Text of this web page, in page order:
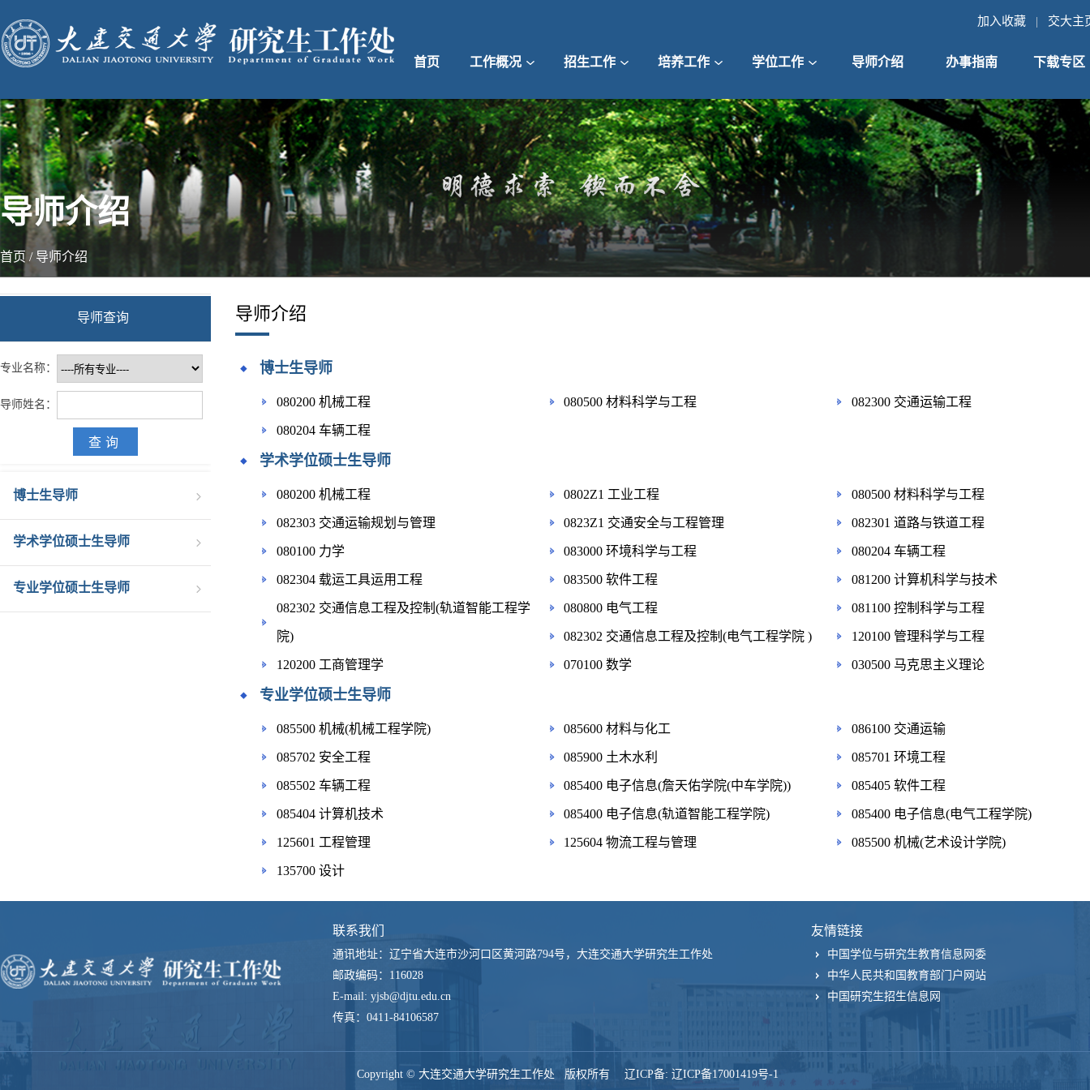
加入收藏 交大主
首页 工作概况 招生工作 培养工作 学位工作 导师介绍 办事指南 下载专区
导师介绍
首页 / 导师介绍
导师查询
专业名称：
导师姓名：
博士生导师
学术学位硕士生导师
专业学位硕士生导师
导师介绍
博士生导师
080200 机械工程 080500 材料科学与工程 082300 交通运输工程
080204 车辆工程
学术学位硕士生导师
080200 机械工程 0802Z1 工业工程 080500 材料科学与工程
082303 交通运输规划与管理 0823Z1 交通安全与工程管理 082301 道路与铁道工程
080100 力学 083000 环境科学与工程 080204 车辆工程
082304 载运工具运用工程 083500 软件工程 081200 计算机科学与技术
082302 交通信息工程及控制(轨道智能工程学
院)
080800 电气工程 081100 控制科学与工程
082302 交通信息工程及控制(电气工程学院 ) 120100 管理科学与工程
120200 工商管理学 070100 数学 030500 马克思主义理论
专业学位硕士生导师
085500 机械(机械工程学院) 085600 材料与化工 086100 交通运输
085702 安全工程 085900 土木水利 085701 环境工程
085502 车辆工程 085400 电子信息(詹天佑学院(中车学院)) 085405 软件工程
085404 计算机技术 085400 电子信息(轨道智能工程学院) 085400 电子信息(电气工程学院)
125601 工程管理 125604 物流工程与管理 085500 机械(艺术设计学院)
135700 设计
联系我们
通讯地址：辽宁省大连市沙河口区黄河路794号，大连交通大学研究生工作处
邮政编码： 116028
E-mail: yjsb@djtu.edu.cn
传真： 0411-84106587
友情链接
中国学位与研究生教育信息网委
中华人民共和国教育部门户网站
中国研究生招生信息网
Copyright © 大连交通大学研究生工作处 版权所有 辽ICP备: 辽ICP备17001419号-1